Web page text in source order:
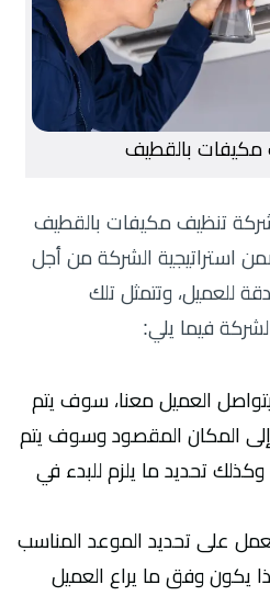
بالقطيف
تنظيف مكيفات بالقطيف
استراتيجية الشركة من أجل
للعميل، وتتمثل تلك
فيما يلي:
العميل معنا، سوف يتم
إلى المكان المقصود وسوف يتم
تحديد ما يلزم للبدء في
على تحديد الموعد المناسب
يكون وفق ما يراع العميل